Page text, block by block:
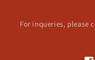
For inqueries, please